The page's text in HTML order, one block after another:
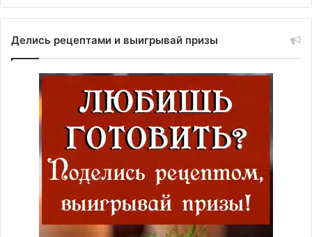
Делись рецептами и выигрывай призы